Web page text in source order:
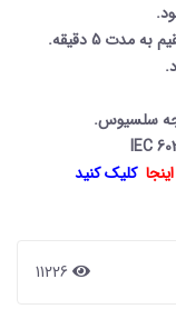
IEC
اینجا کلیک کنید
11226